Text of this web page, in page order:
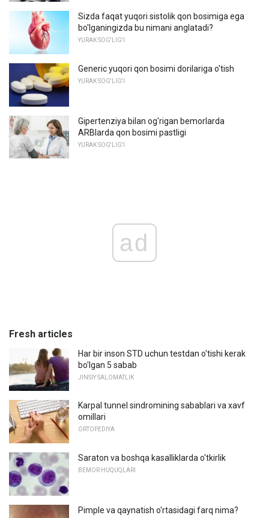
Sizda faqat yuqori sistolik qon bosimiga ega
bo'lganingizda bu nimani anglatadi?
YURAK SOG'LIG'I
Generic yuqori qon bosimi dorilariga o'tish
YURAK SOG'LIG'I
Gipertenziya bilan og'rigan bemorlarda
ARBlarda qon bosimi pastligi
YURAK SOG'LIG'I
ad
Fresh articles
Har bir inson STD uchun testdan o'tishi kerak
bo'lgan 5 sabab
JINSIY SALOMATLIK
Karpal tunnel sindromining sabablari va xavf
omillari
ORTOPEDIYA
Saraton va boshqa kasalliklarda o'tkirlik
BEMOR HUQUQLARI
Pimple va qaynatish o'rtasidagi farq nima?